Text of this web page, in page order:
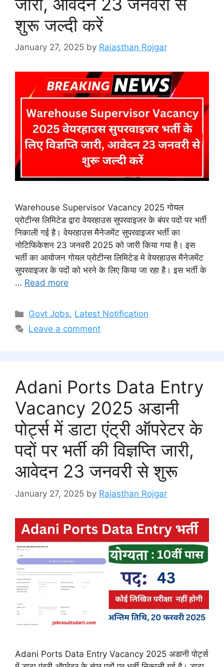
शुरू जल्दी करें
January 27, 2025 by Rajasthan Rojgar
Warehouse Supervisor Vacancy 2025 गोयल
प्रोटीन्स लिमिटेड द्वारा वेयरहाउस सुपरवाइजर के बंपर पदों पर भर्ती
निकाली गई है। वेयरहाउस मैनेजमेंट सुपरवाइजर भर्ती का
नोटिफिकेशन 23 जनवरी 2025 को जारी किया गया है। इस
भर्ती का आयोजन गोयल प्रोटीन्स लिमिटेड मे वेयरहाउस मैनेजमेंट
सुपरवाइजर के पदों को भरने के लिए किया जा रहा है। इस भर्ती के
… Read more
Categories
Govt Jobs, Latest Notification
Leave a comment
Adani Ports Data Entry
Vacancy 2025 अडानी
पोर्ट्स में डाटा एंट्री ऑपरेटर के
पदों पर भर्ती की विज्ञप्ति जारी,
आवेदन 23 जनवरी से शुरू
January 27, 2025 by Rajasthan Rojgar
Adani Ports Data Entry Vacancy 2025 अडानी पोर्ट्स